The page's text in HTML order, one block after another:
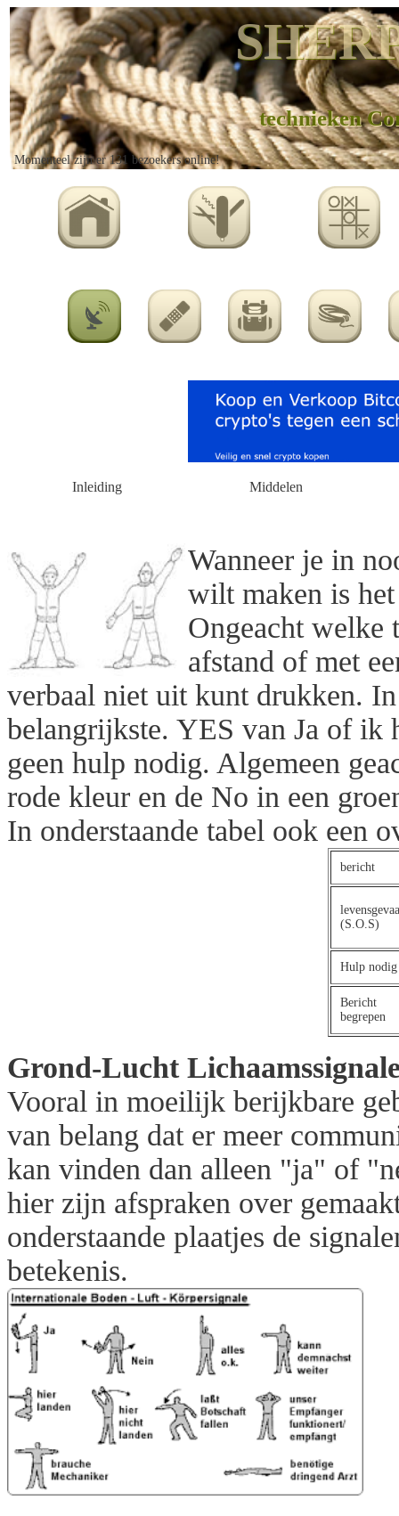
technieken
Momenteel zijn er 131 bezoekers online!
Inleiding Middelen
Wanneer je in
wilt maken is
Ongeacht welke
afstand of met
verbaal niet uit kunt drukken.
belangrijkste. YES van Ja of ik
geen hulp nodig. Algemeen
rode kleur en de No in een
In onderstaande tabel ook een
bericht
(S.O.S)
Hulp nodig
Bericht
begrepen
Grond-Lucht
Vooral in moeilijk berijkbare
van belang dat er meer
kan vinden dan alleen "ja" of
hier zijn afspraken over
onderstaande plaatjes de
betekenis.